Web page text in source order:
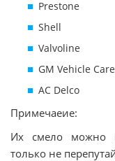
Prestone
Shell
Valvoline
GM Vehicle Care
AC Delco
Примечаеие:
Их смело можно
только не